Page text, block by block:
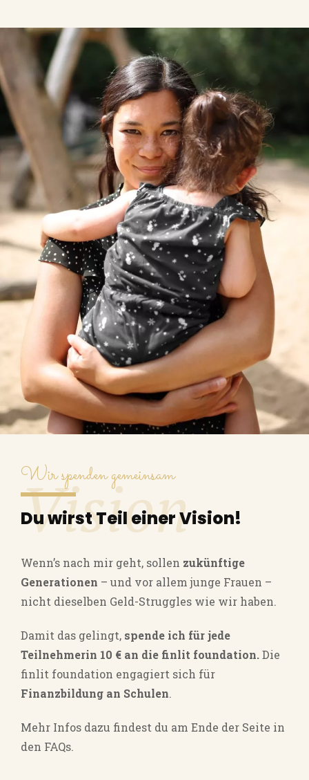
Vision
Wir spenden gemeinsam
Du wirst Teil einer Vision!
Wenn’s nach mir geht, sollen zukünftige
Generationen – und vor allem junge Frauen –
nicht dieselben Geld-Struggles wie wir haben.
Damit das gelingt, spende ich für jede
Teilnehmerin 10 € an die finlit foundation.Die
finlit foundation engagiert sich für
Finanzbildung an Schulen.
Mehr Infos dazu findest du am Ende der Seite in
den FAQs.